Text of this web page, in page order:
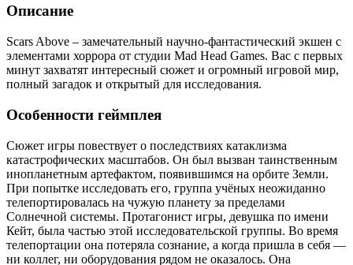
Описание
Scars Above – замечательный научно-фантастический экшен с
элементами хоррора от студии Mad Head Games. Вас с первых
минут захватят интересный сюжет и огромный игровой мир,
полный загадок и открытый для исследования.
Особенности геймплея
Сюжет игры повествует о последствиях катаклизма
катастрофических масштабов. Он был вызван таинственным
инопланетным артефактом, появившимся на орбите Земли.
При попытке исследовать его, группа учёных неожиданно
телепортировалась на чужую планету за пределами
Солнечной системы. Протагонист игры, девушка по имени
Кейт, была частью этой исследовательской группы. Во время
телепортации она потеряла сознание, а когда пришла в себя —
ни коллег, ни оборудования рядом не оказалось. Она